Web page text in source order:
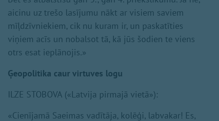
aicinu uz trešo lasījumu nākt ar visiem saviem
mīļdzīvniekiem, cik nu kuram ir, un paskatīties
viņiem acīs un nobalsot tā, kā jūs šodien te viens
otrs esat ieplānojis.»
Ģeopolitika caur virtuves logu
ILZE STOBOVA («Latvija pirmajā vietā»):
«Cienījamā Saeimas vadītāja, kolēģi, labvakar! Es,